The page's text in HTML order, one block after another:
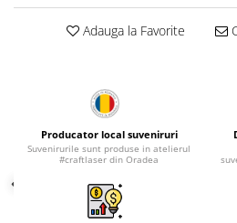
Palatul Culturii Iasi
Adauga la Favorite
Producator local suveniruri
Suvenirurile sunt produse in atelierul
#craftlaser din Oradea